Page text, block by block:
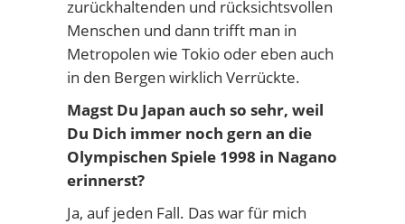
zurückhaltenden und rücksichtsvollen
Menschen und dann trifft man in
Metropolen wie Tokio oder eben auch
in den Bergen wirklich Verrückte.
Magst Du Japan auch so sehr, weil
Du Dich immer noch gern an die
Olympischen Spiele 1998 in Nagano
erinnerst?
Ja, auf jeden Fall. Das war für mich